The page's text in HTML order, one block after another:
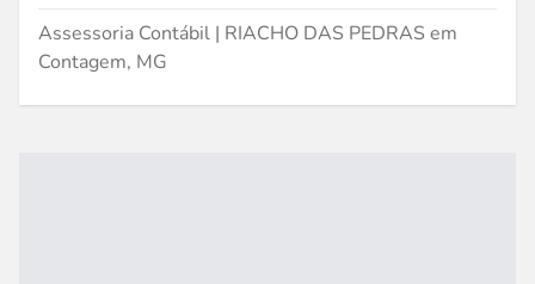
Assessoria Contábil | RIACHO DAS PEDRAS em
Contagem, MG